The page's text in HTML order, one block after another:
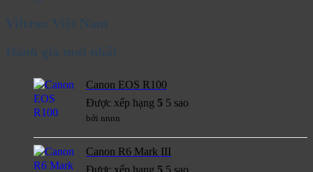
Canon EOS R100
Được xếp hạng 5 5 sao
bởi nnnn
Canon R6 Mark III